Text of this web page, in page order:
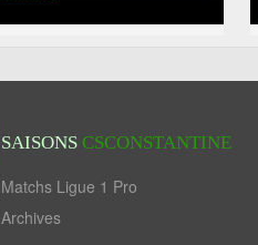
SAISONS CSCONSTANTINE
Matchs Ligue 1 Pro
Archives